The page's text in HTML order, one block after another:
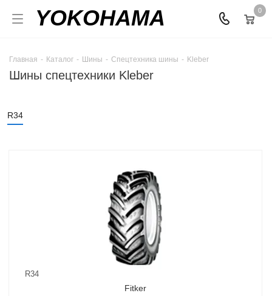
YOKOHAMA 0
Главная - Каталог - Шины - Спецтехника шины - Kleber
Шины спецтехники Kleber
R34
R34
Fitker